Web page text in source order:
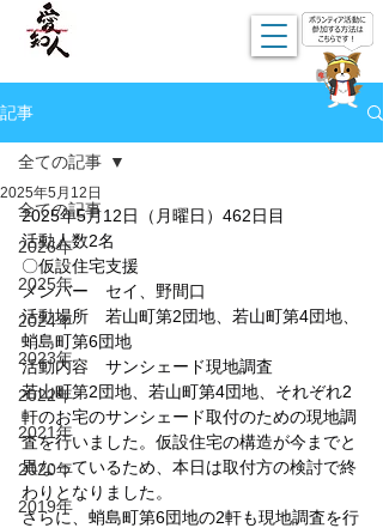
記事
全ての記事
2026年
2025年
2024年
2023年
2022年
2021年
2020年
2019年
全ての記事
2025年5月12日
2025年5月12日（月曜日）462日目
活動人数2名
〇仮設住宅支援
メンバー　セイ、野間口
活動場所　若山町第2団地、若山町第4団地、
蛸島町第6団地
活動内容　サンシェード現地調査
若山町第2団地、若山町第4団地、それぞれ2
軒のお宅のサンシェード取付のための現地調
査を行いました。仮設住宅の構造が今までと
異なっているため、本日は取付方の検討で終
わりとなりました。
さらに、蛸島町第6団地の2軒も現地調査を行